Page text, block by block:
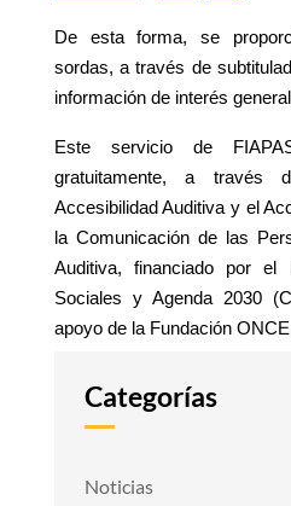
De esta forma, se
sordas, a través de
información de interés
Este servicio de
gratuitamente, a través
Accesibilidad Auditiva y el
la Comunicación de las
Auditiva, financiado por el
Sociales y Agenda 2030
apoyo de la Fundación
Categorías
Noticias